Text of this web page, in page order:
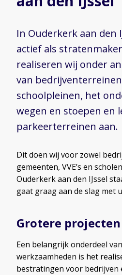
In Ouderkerk aan den
actief als
realiseren wij onder
van
schoolpleinen, het
wegen en stoepen en
parkeerterreinen aan.
Dit doen wij voor zowel
gemeenten, VVE’s en
Ouderkerk aan den IJssel
gaat graag aan de slag met
Grotere projecten
Een belangrijk onderdeel
werkzaamheden is het
bestratingen voor bedrijven